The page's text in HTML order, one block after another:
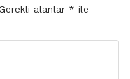
alanlar * ile